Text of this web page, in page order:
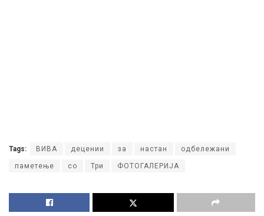
Tags: ВИВА децении за настан одбележани
паметење со Три ФОТОГАЛЕРИЈА